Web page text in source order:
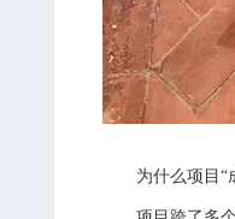
为什么项目“成